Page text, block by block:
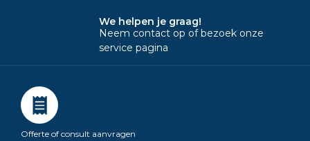
We helpen je graag!
Neem contact op of bezoek onze
service pagina
Offerte of consult aanvragen